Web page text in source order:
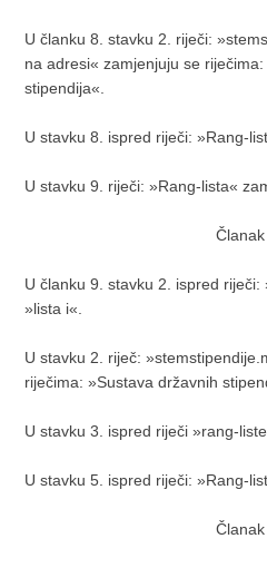
U članku 8. stavku 2. riječi:
na adresi« zamjenjuju se
stipendija«.
U stavku 8. ispred riječi: »Rang-
U stavku 9. riječi: »Rang-lista«
Članak
U članku 9. stavku 2. ispred
»lista i«.
U stavku 2. riječ:
riječima: »Sustava državnih
U stavku 3. ispred riječi »rang-
U stavku 5. ispred riječi: »Rang-
Članak